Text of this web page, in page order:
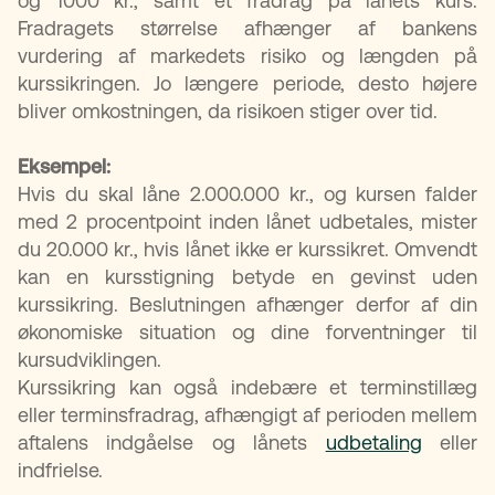
Fradragets størrelse afhænger af bankens
vurdering af markedets risiko og længden på
kurssikringen. Jo længere periode, desto højere
bliver omkostningen, da risikoen stiger over tid.
Eksempel:
Hvis du skal låne 2.000.000 kr., og kursen falder
med 2 procentpoint inden lånet udbetales, mister
du 20.000 kr., hvis lånet ikke er kurssikret. Omvendt
kan en kursstigning betyde en gevinst uden
kurssikring. Beslutningen afhænger derfor af din
økonomiske situation og dine forventninger til
kursudviklingen.
Kurssikring kan også indebære et terminstillæg
eller terminsfradrag, afhængigt af perioden mellem
aftalens indgåelse og lånets udbetaling eller
indfrielse.